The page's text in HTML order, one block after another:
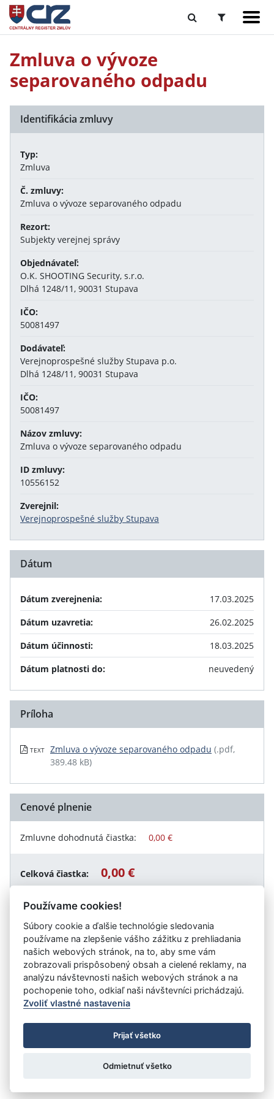
Zmluva o vývoze
separovaného odpadu
Identifikácia zmluvy
Typ:
Zmluva
Č. zmluvy:
Zmluva o vývoze separovaného odpadu
Rezort:
Subjekty verejnej správy
Objednávateľ:
O.K. SHOOTING Security, s.r.o.
Dlhá 1248/11, 90031 Stupava
IČO:
50081497
Dodávateľ:
Verejnoprospešné služby Stupava p.o.
Dlhá 1248/11, 90031 Stupava
IČO:
50081497
Názov zmluvy:
Zmluva o vývoze separovaného odpadu
ID zmluvy:
10556152
Zverejnil:
Verejnoprospešné služby Stupava
Dátum
Dátum zverejnenia:
17.03.2025
Dátum uzavretia:
26.02.2025
Dátum účinnosti:
18.03.2025
Dátum platnosti do:
neuvedený
Príloha
TEXT Zmluva o vývoze separovaného odpadu (.pdf,
389.48 kB)
Cenové plnenie
Zmluvne dohodnutá čiastka: 0,00 €
Celková čiastka: 0,00 €
Návrat späť
Vystavil:Verejnoprospešné služby Stupava
Úrad vlády SR
- Všetky práva vyhradené
Prehlásenie o prístupnosti
Zmluvy do 31.12.2010
Nastavenia cookies
: Aglo Solutions
Používame cookies!
Súbory cookie a ďalšie technológie sledovania
používame na zlepšenie vášho zážitku z prehliadania
našich webových stránok, na to, aby sme vám
zobrazovali prispôsobený obsah a cielené reklamy, na
analýzu návštevnosti našich webových stránok a na
pochopenie toho, odkiaľ naši návštevníci prichádzajú.
Zvoliť vlastné nastavenia
Prijať všetko
Odmietnuť všetko